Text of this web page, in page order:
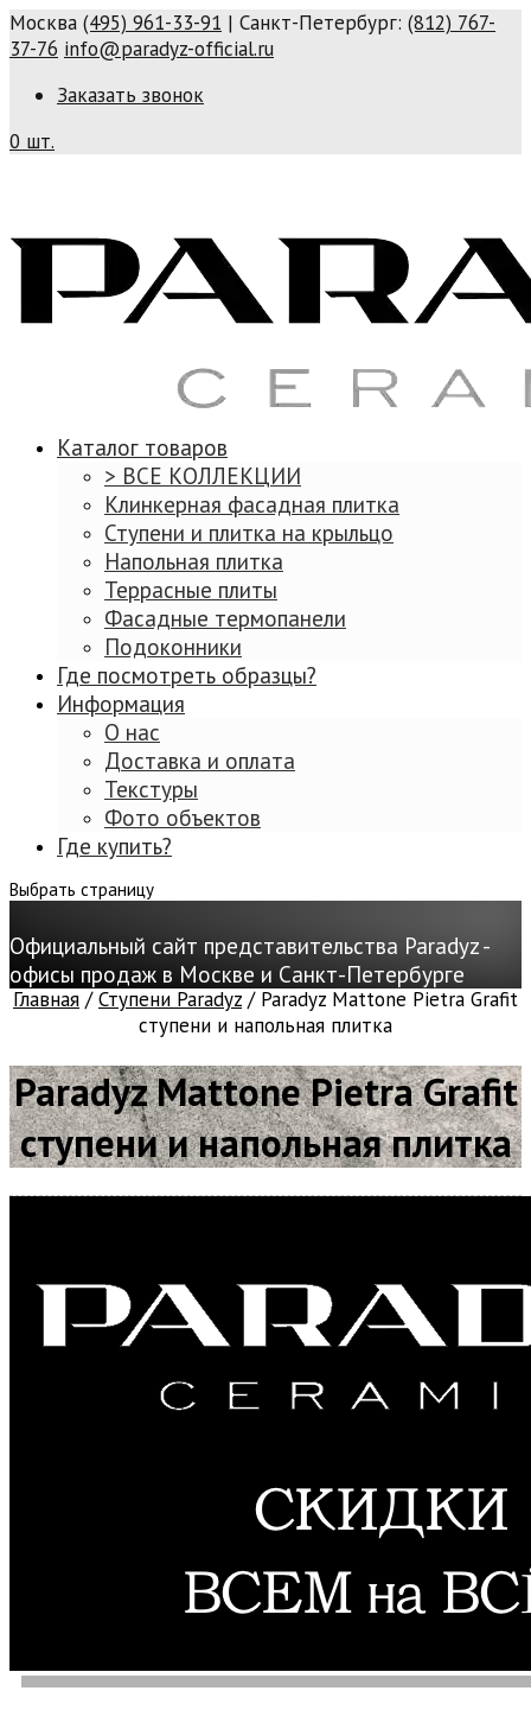
Москва (495) 961-33-91 | Санкт-Петербург: (812) 767-
37-76 info@paradyz-official.ru
Заказать звонок
0 шт.
Каталог товаров
> ВСЕ КОЛЛЕКЦИИ
Клинкерная фасадная плитка
Ступени и плитка на крыльцо
Напольная плитка
Террасные плиты
Фасадные термопанели
Подоконники
Где посмотреть образцы?
Информация
О нас
Доставка и оплата
Текстуры
Фото объектов
Где купить?
Выбрать страницу
Официальный сайт представительства Paradyz -
офисы продаж в Москве и Санкт-Петербурге
Главная /Ступени Paradyz / Paradyz Mattone Pietra Grafit
ступени и напольная плитка
Paradyz Mattone Pietra Grafit
ступени и напольная плитка